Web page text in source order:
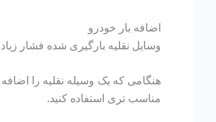
اضافه بار خودرو
وسایل نقلیه بارگیری شده فشار
هنگامی که یک وسیله نقلیه را
مناسب تری استفاده کنید.